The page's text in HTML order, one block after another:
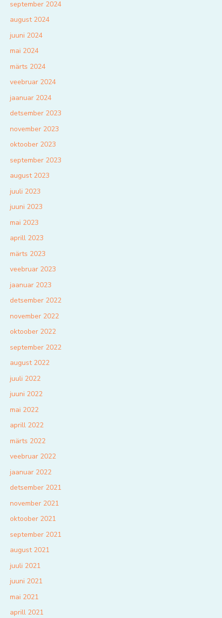
september 2024
august 2024
juuni 2024
mai 2024
märts 2024
veebruar 2024
jaanuar 2024
detsember 2023
november 2023
oktoober 2023
september 2023
august 2023
juuli 2023
juuni 2023
mai 2023
aprill 2023
märts 2023
veebruar 2023
jaanuar 2023
detsember 2022
november 2022
oktoober 2022
september 2022
august 2022
juuli 2022
juuni 2022
mai 2022
aprill 2022
märts 2022
veebruar 2022
jaanuar 2022
detsember 2021
november 2021
oktoober 2021
september 2021
august 2021
juuli 2021
juuni 2021
mai 2021
aprill 2021